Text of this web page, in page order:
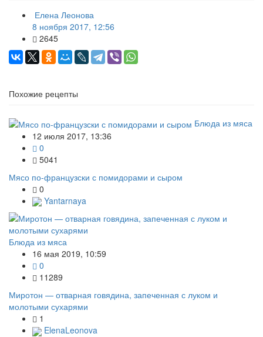
Елена Леонова
8 ноября 2017, 12:56
2645
Похожие рецепты
Блюда из мяса
12 июля 2017, 13:36
0
5041
Мясо по-французски с помидорами и сыром
0
Yantarnaya
Блюда из мяса
16 мая 2019, 10:59
0
11289
Миротон — отварная говядина, запеченная с луком и
молотыми сухарями
1
ElenaLeonova